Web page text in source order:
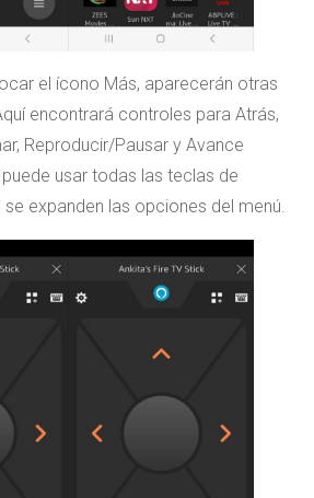
el ícono Más, aparecerán otras
encontrará controles para Atrás,
Reproducir/Pausar y Avance
usar todas las teclas de
expanden las opciones del menú.